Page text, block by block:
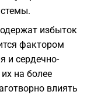
избыток
фактором
и сердечно-
на более
влиять